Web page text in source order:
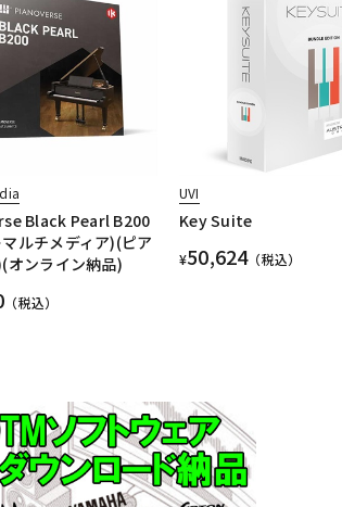
Black Pearl B200
ルチメディア)(ピア
オンライン納品)
（税込）
UVI
Key Suite
¥50,624（税込）